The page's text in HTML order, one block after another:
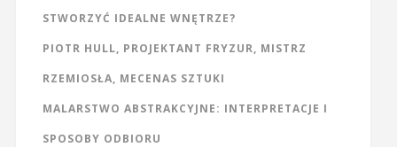
STWORZYĆ IDEALNE WNĘTRZE?
PIOTR HULL, PROJEKTANT FRYZUR, MISTRZ
RZEMIOSŁA, MECENAS SZTUKI
MALARSTWO ABSTRAKCYJNE: INTERPRETACJE I
SPOSOBY ODBIORU